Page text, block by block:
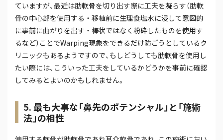
ていますが、最近は肋軟骨を切り出す際に工夫を凝らす（肋軟
骨の中心部を使用する・移植前に生理食塩水に浸して意図的
に事前に曲がりを出す・棒状ではなく粉砕したものを使用す
るなど）ことでWarping現象をできるだけ防ごうとしているク
リニックもあるようですので、もしどうしても肋軟骨を使用し
たい際には、こういった工夫をしているかどうかを事前に確認
してみるとよいのかもしれません。
5. 最も大事な「鼻先のポテンシャル」と「施術
法」の相性